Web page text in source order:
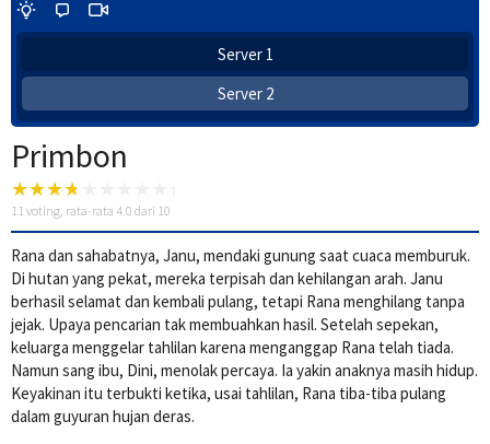
Server 1
Server 2
Primbon
11 voting, rata-rata 4.0 dari 10
Rana dan sahabatnya, Janu, mendaki gunung saat cuaca memburuk.
Di hutan yang pekat, mereka terpisah dan kehilangan arah. Janu
berhasil selamat dan kembali pulang, tetapi Rana menghilang tanpa
jejak. Upaya pencarian tak membuahkan hasil. Setelah sepekan,
keluarga menggelar tahlilan karena menganggap Rana telah tiada.
Namun sang ibu, Dini, menolak percaya. Ia yakin anaknya masih hidup.
Keyakinan itu terbukti ketika, usai tahlilan, Rana tiba-tiba pulang
dalam guyuran hujan deras.